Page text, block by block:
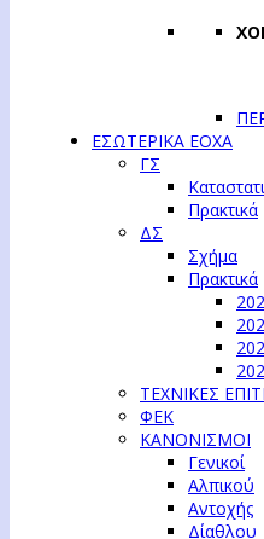
ΕΣΩΤΕΡΙΚΑ ΕΟΧΑ
ΓΣ
Πρακτικά
ΔΣ
Σχήμα
Πρακτικά
ΤΕΧΝΙΚΕΣ
ΦΕΚ
ΚΑΝΟΝΙΣΜΟΙ
Γενικοί
Αλπικού
Αντοχής
Δίαθλου